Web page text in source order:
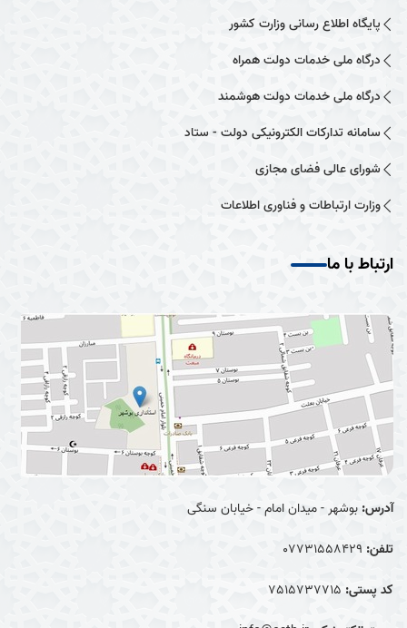
پایگاه اطلاع رسانی وزارت کشور
درگاه ملی خدمات دولت همراه
درگاه ملی خدمات دولت هوشمند
سامانه تدارکات الکترونیکی دولت - ستاد
شورای عالی فضای مجازی
وزارت ارتباطات و فناوری اطلاعات
ارتباط با ما
آدرس: بوشهر - میدان امام - خیابان سنگی
تلفن: 07731558429
کد پستی: 7515737715